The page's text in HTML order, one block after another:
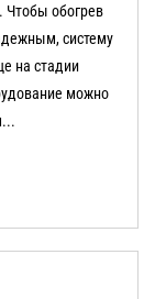
Чтобы обогрев
систему
на стадии
можно